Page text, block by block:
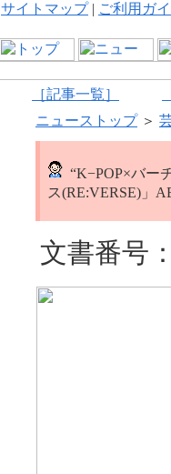
サイトマップ| ご利用ガ
［記事一覧］
ニューストップ＞
“K−POP×バー
ス(RE:VERSE)」
文書番号